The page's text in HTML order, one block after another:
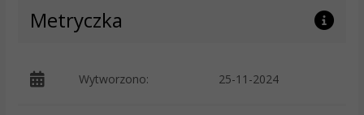
Metryczka
Wytworzono: 25-11-2024